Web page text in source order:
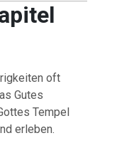
oft
Gutes
Tempel
erleben.